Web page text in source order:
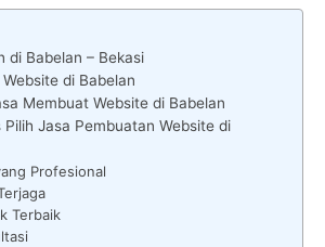
di Babelan – Bekasi
di Babelan
Membuat Website di Babelan
Pilih Jasa Pembuatan Website di
Profesional
Terbaik